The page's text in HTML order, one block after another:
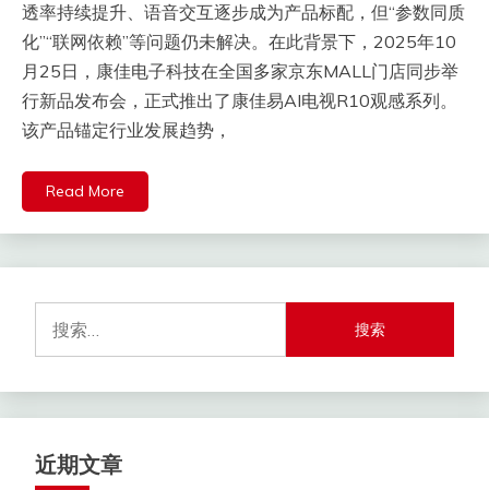
透率持续提升、语音交互逐步成为产品标配，但“参数同质
化”“联网依赖”等问题仍未解决。在此背景下，2025年10
月25日，康佳电子科技在全国多家京东MALL门店同步举
行新品发布会，正式推出了康佳易AI电视R10观感系列。
该产品锚定行业发展趋势，
Read More
索：
近期文章